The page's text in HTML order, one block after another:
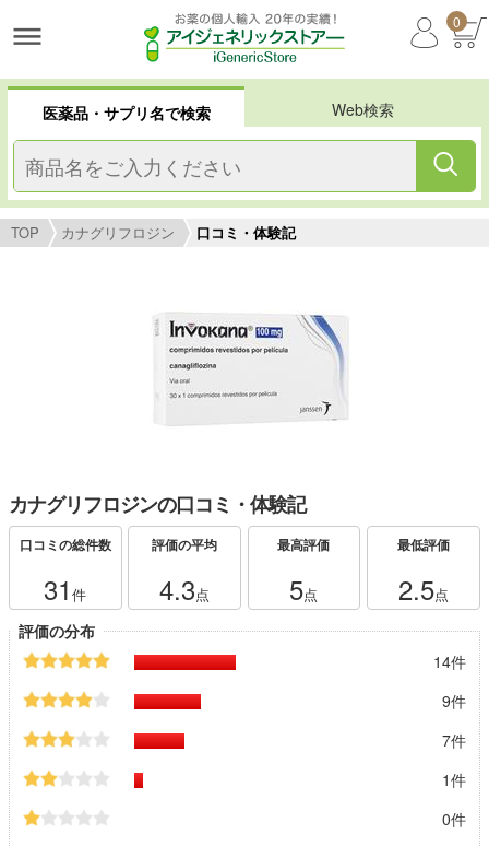
0
医薬品・サプリ名で検索 Web検索
TOP カナグリフロジン 口コミ・体験記
カナグリフロジンの口コミ・体験記
口コミの総件数
31件
評価の平均
4.3点
最高評価
5点
最低評価
2.5点
評価の分布
14件
9件
7件
1件
0件